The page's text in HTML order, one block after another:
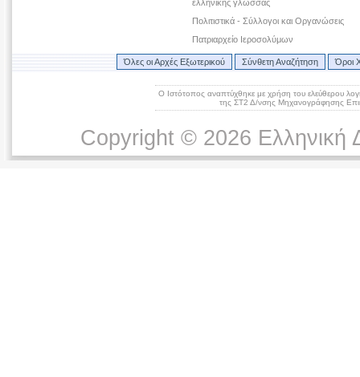
ελληνικής γλώσσας
Πολιτιστικά - Σύλλογοι και Οργανώσεις
Πατριαρχείο Ιεροσολύμων
Όλες οι Αρχές Εξωτερικού Σύνθετη Αναζήτηση Όροι
Ο Ιστότοπος αναπτύχθηκε με χρήση του ελεύθερου
της ΣΤ2 Δ/νσης Μηχανογράφησης
Copyright © 2026